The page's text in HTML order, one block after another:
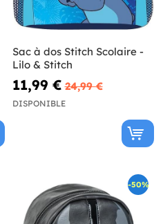
Sac à dos Stitch Scolaire -
Lilo & Stitch
11,99 € 24,99 €
DISPONIBLE
-50%